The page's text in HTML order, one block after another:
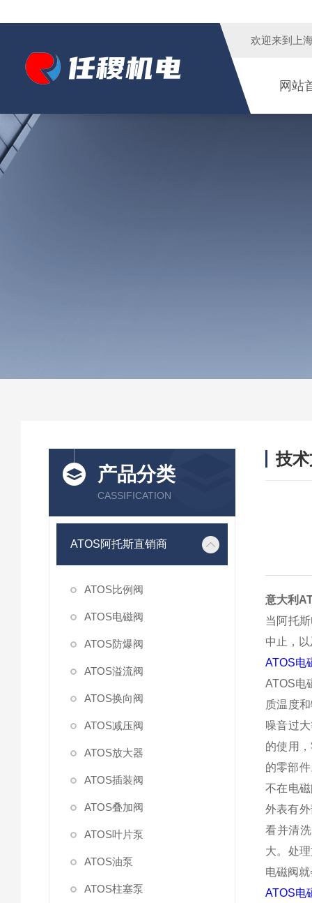
欢迎来到 上
网站
产品分类
CASSIFICATION
ATOS阿托斯直销商
ATOS比例阀
ATOS电磁阀
ATOS防爆阀
ATOS溢流阀
ATOS换向阀
ATOS减压阀
ATOS放大器
ATOS插装阀
ATOS叠加阀
ATOS叶片泵
ATOS油泵
ATOS柱塞泵
技
意大利
当阿托
中止，
ATOS电
ATOS电
质温度
噪音过
的使用
的零部
不在电
外表有
看并清
大。处
电磁阀
ATOS电